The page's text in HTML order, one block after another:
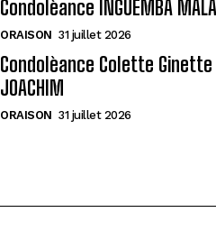
Condolèance INGUEMBA
ORAISON 31 juillet 2026
Condolèance Colette Ginette
JOACHIM
ORAISON 31 juillet 2026